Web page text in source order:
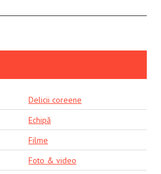
Delicii coreene
Echipă
Filme
Foto & video